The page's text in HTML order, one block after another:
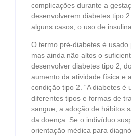
complicações durante a
desenvolverem diabetes tipo
alguns casos, o uso de
O termo pré-diabetes é
mas ainda não altos o
desenvolver diabetes tipo 2,
aumento da atividade física e
condição tipo 2. “A diabetes
diferentes tipos e formas de
sangue, a adoção de hábitos
da doença. Se o indivíduo
orientação médica para